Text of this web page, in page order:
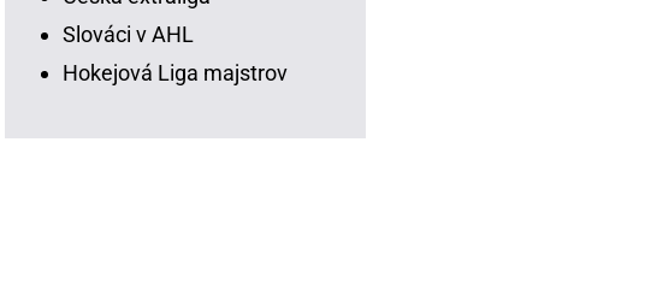
Slováci v AHL
Hokejová Liga majstrov